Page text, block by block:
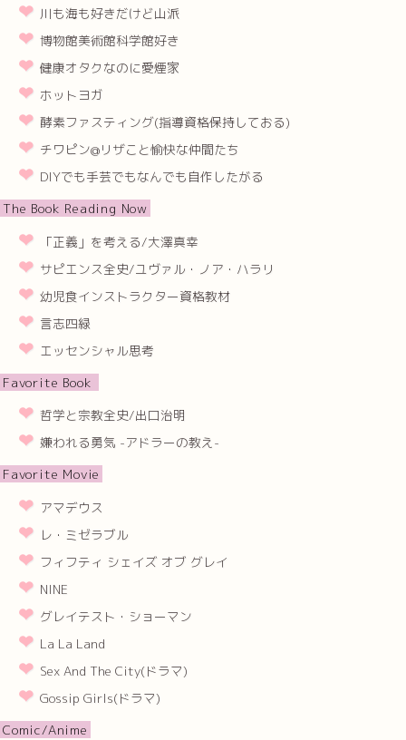
川も海も好きだけど山派
博物館美術館科学館好き
健康オタクなのに愛煙家
ホットヨガ
酵素ファスティング(指導資格保持しておる)
チワピン@リザこと愉快な仲間たち
DIYでも手芸でもなんでも自作したがる
The Book Reading Now
「正義」を考える/大澤真幸
サピエンス全史/ユヴァル・ノア・ハラリ
幼児食インストラクター資格教材
言志四緑
エッセンシャル思考
Favorite Book
哲学と宗教全史/出口治明
嫌われる勇気 -アドラーの教え-
Favorite Movie
アマデウス
レ・ミゼラブル
フィフティ シェイズ オブ グレイ
NINE
グレイテスト・ショーマン
La La Land
Sex And The City(ドラマ)
Gossip Girls(ドラマ)
Comic/Anime